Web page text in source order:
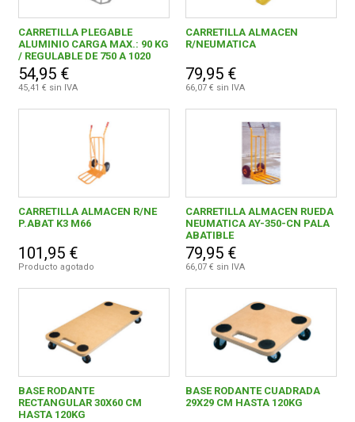
CARRETILLA PLEGABLE
ALUMINIO CARGA MAX.: 90 KG
/ REGULABLE DE 750 A 1020
MM.
54,95 €
45,41 € sin IVA
CARRETILLA ALMACEN
R/NEUMATICA
79,95 €
66,07 € sin IVA
CARRETILLA ALMACEN R/NE
P.ABAT K3 M66
101,95 €
Producto agotado
CARRETILLA ALMACEN RUEDA
NEUMATICA AY-350-CN PALA
ABATIBLE
79,95 €
66,07 € sin IVA
BASE RODANTE
RECTANGULAR 30X60 CM
HASTA 120KG
BASE RODANTE CUADRADA
29X29 CM HASTA 120KG